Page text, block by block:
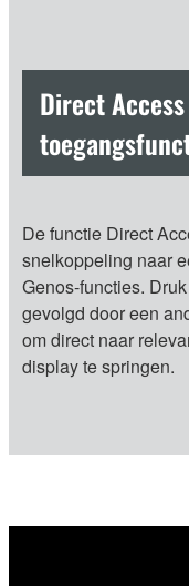
Direct
De functie Direct
snelkoppeling naar
Genos-functies.
gevolgd door een
om direct naar
display te springen.